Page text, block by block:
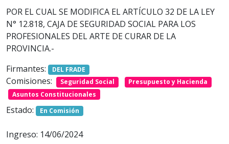
POR EL CUAL SE MODIFICA EL ARTÍCULO 32 DE LA LEY
N° 12.818, CAJA DE SEGURIDAD SOCIAL PARA LOS
PROFESIONALES DEL ARTE DE CURAR DE LA
PROVINCIA.-
Firmantes:
DEL FRADE
Comisiones: Seguridad Social
Presupuesto y Hacienda
Asuntos Constitucionales
Estado: En Comisión
Ingreso: 14/06/2024